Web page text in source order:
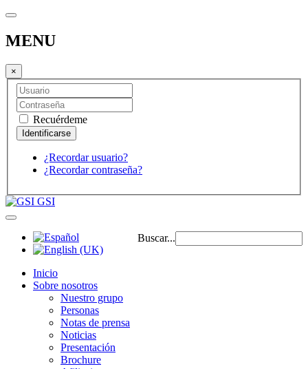
MENU
×
Recuérdeme
¿Recordar usuario?
¿Recordar contraseña?
GSI
Buscar...
Inicio
Sobre nosotros
Nuestro grupo
Personas
Notas de prensa
Noticias
Presentación
Brochure